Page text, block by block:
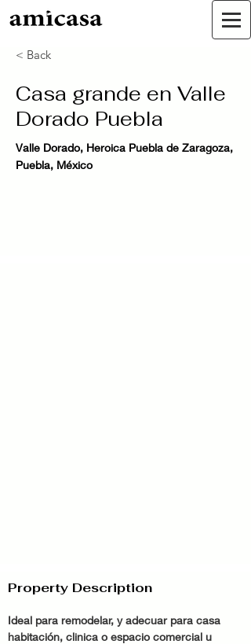
< Back
Casa grande en Valle
Dorado Puebla
Valle Dorado, Heroica Puebla de Zaragoza,
Puebla, México
Property Description
Ideal para remodelar, y adecuar para casa
habitación, clinica o espacio comercial u